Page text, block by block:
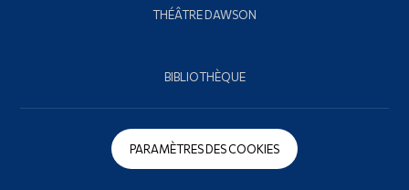
THÉÂTRE DAWSON
BIBLIOTHÈQUE
PARAMÈTRES DES COOKIES